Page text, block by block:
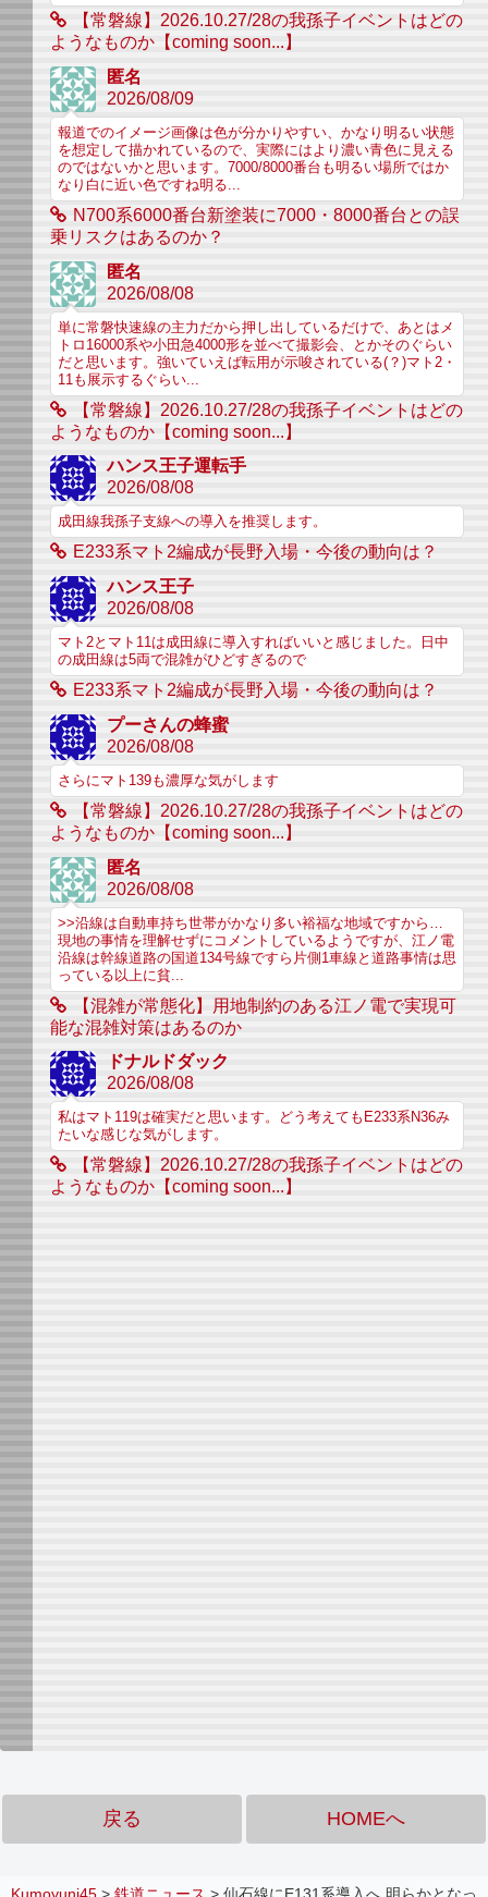
【常磐線】2026.10.27/28の我孫子イベントはどの
ようなものか【coming soon...】
匿名
2026/08/09
報道でのイメージ画像は色が分かりやすい、かなり明るい状態
を想定して描かれているので、実際にはより濃い青色に見える
のではないかと思います。7000/8000番台も明るい場所ではか
なり白に近い色ですね明る...
N700系6000番台新塗装に7000・8000番台との誤
乗リスクはあるのか？
匿名
2026/08/08
単に常磐快速線の主力だから押し出しているだけで、あとはメ
トロ16000系や小田急4000形を並べて撮影会、とかそのぐらい
だと思います。強いていえば転用が示唆されている(？)マト2・
11も展示するぐらい...
【常磐線】2026.10.27/28の我孫子イベントはどの
ようなものか【coming soon...】
ハンス王子運転手
2026/08/08
成田線我孫子支線への導入を推奨します。
E233系マト2編成が長野入場・今後の動向は？
ハンス王子
2026/08/08
マト2とマト11は成田線に導入すればいいと感じました。日中
の成田線は5両で混雑がひどすぎるので
E233系マト2編成が長野入場・今後の動向は？
プーさんの蜂蜜
2026/08/08
さらにマト139も濃厚な気がします
【常磐線】2026.10.27/28の我孫子イベントはどの
ようなものか【coming soon...】
匿名
2026/08/08
>>沿線は自動車持ち世帯がかなり多い裕福な地域ですから…
現地の事情を理解せずにコメントしているようですが、江ノ電
沿線は幹線道路の国道134号線ですら片側1車線と道路事情は思
っている以上に貧...
【混雑が常態化】用地制約のある江ノ電で実現可
能な混雑対策はあるのか
ドナルドダック
2026/08/08
私はマト119は確実だと思います。どう考えてもE233系N36み
たいな感じな気がします。
【常磐線】2026.10.27/28の我孫子イベントはどの
ようなものか【coming soon...】
戻る HOMEへ
Kumoyuni45 > 鉄道ニュース > 仙石線にE131系導入へ 明らかとなっ